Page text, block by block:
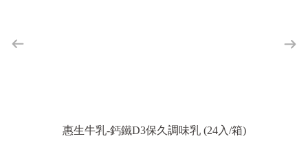
惠生牛乳-鈣鐵D3保久調味乳 (24入/箱)